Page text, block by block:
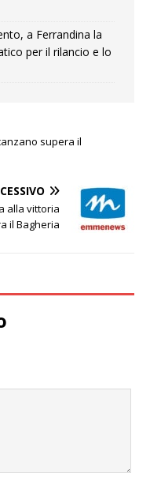
a Ferrandina la
per il rilancio e lo
supera il
alla vittoria
il Bagheria